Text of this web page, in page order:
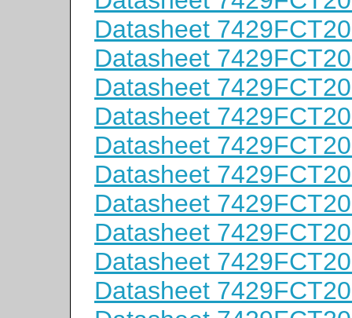
Datasheet
Datasheet
Datasheet
Datasheet
Datasheet
Datasheet
Datasheet
Datasheet
Datasheet
Datasheet